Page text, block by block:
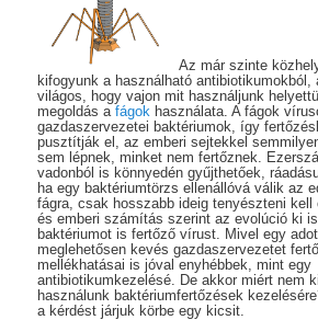
Az már szinte
kifogyunk a használható
világos, hogy vajon mit használjunk
megoldás afágok használata. A fágok
gazdaszervezetei baktériumok, így
pusztítják el, az emberi sejtekkel
sem lépnek, minket nem fertőznek.
vadonból is könnyedén gyűjthetőek,
ha egy baktériumtörzs ellenállóvá válik az
fágra, csak hosszabb ideig tenyészteni kell
és emberi számítás szerint az evolúció ki
baktériumot is fertőző vírust. Mivel egy
meglehetősen kevés gazdaszervezetet
mellékhatásai is jóval enyhébbek, mint egy
antibiotikumkezelésé. De akkor miért nem
használunk baktériumfertőzések
a kérdést járjuk körbe egy kicsit.